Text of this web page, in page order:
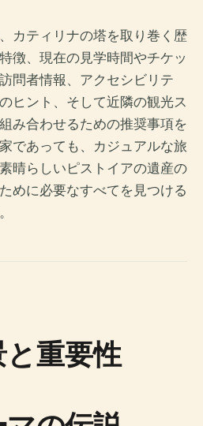
カティリナの塔を取り巻く歴
徴、現在の見学時間やチケッ
問者情報、アクセシビリテ
ヒント、そして近隣の観光ス
み合わせるための推奨事項を
であっても、カジュアルな旅
晴らしいピストイアの遺産の
めに必要なすべてを見つける
重要性